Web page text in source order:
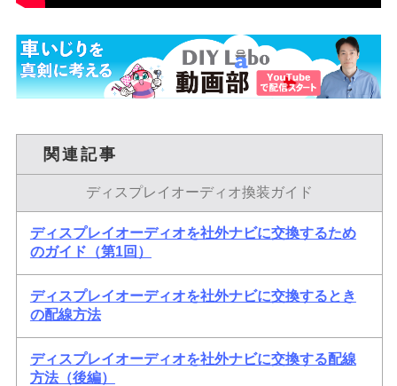
関連記事
ディスプレイオーディオ換装ガイド
ディスプレイオーディオを社外ナビに交換するため
のガイド（第1回）
ディスプレイオーディオを社外ナビに交換するとき
の配線方法
ディスプレイオーディオを社外ナビに交換する配線
方法（後編）